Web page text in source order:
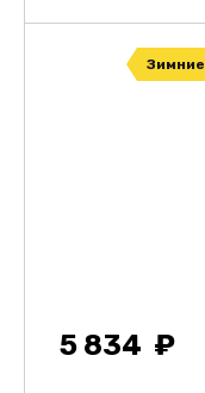
Зимние
5 834